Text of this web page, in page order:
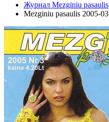
Журнал Mezginiu pasaulis
Mezginiu pasaulis 2005-03